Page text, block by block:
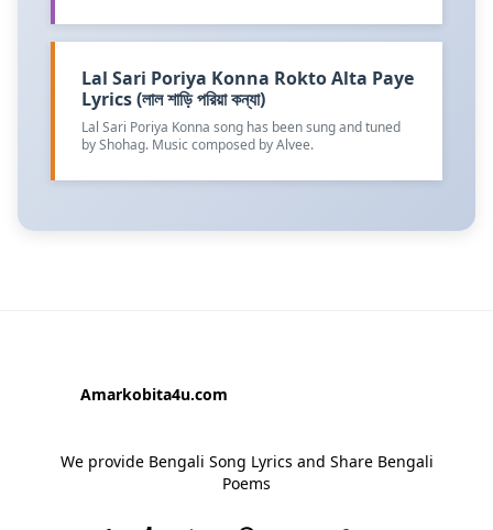
Lal Sari Poriya Konna Rokto Alta Paye
Lyrics (লাল শাড়ি পরিয়া কন্যা)
Lal Sari Poriya Konna song has been sung and tuned
by Shohag. Music composed by Alvee.
Amarkobita4u.com
We provide Bengali Song Lyrics and Share Bengali
Poems